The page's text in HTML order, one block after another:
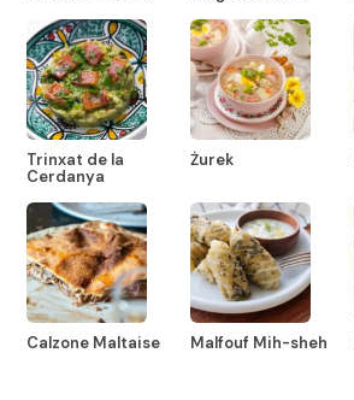
Trinxat de la
Cerdanya
Żurek
Calzone Maltaise Malfouf Mih-sheh